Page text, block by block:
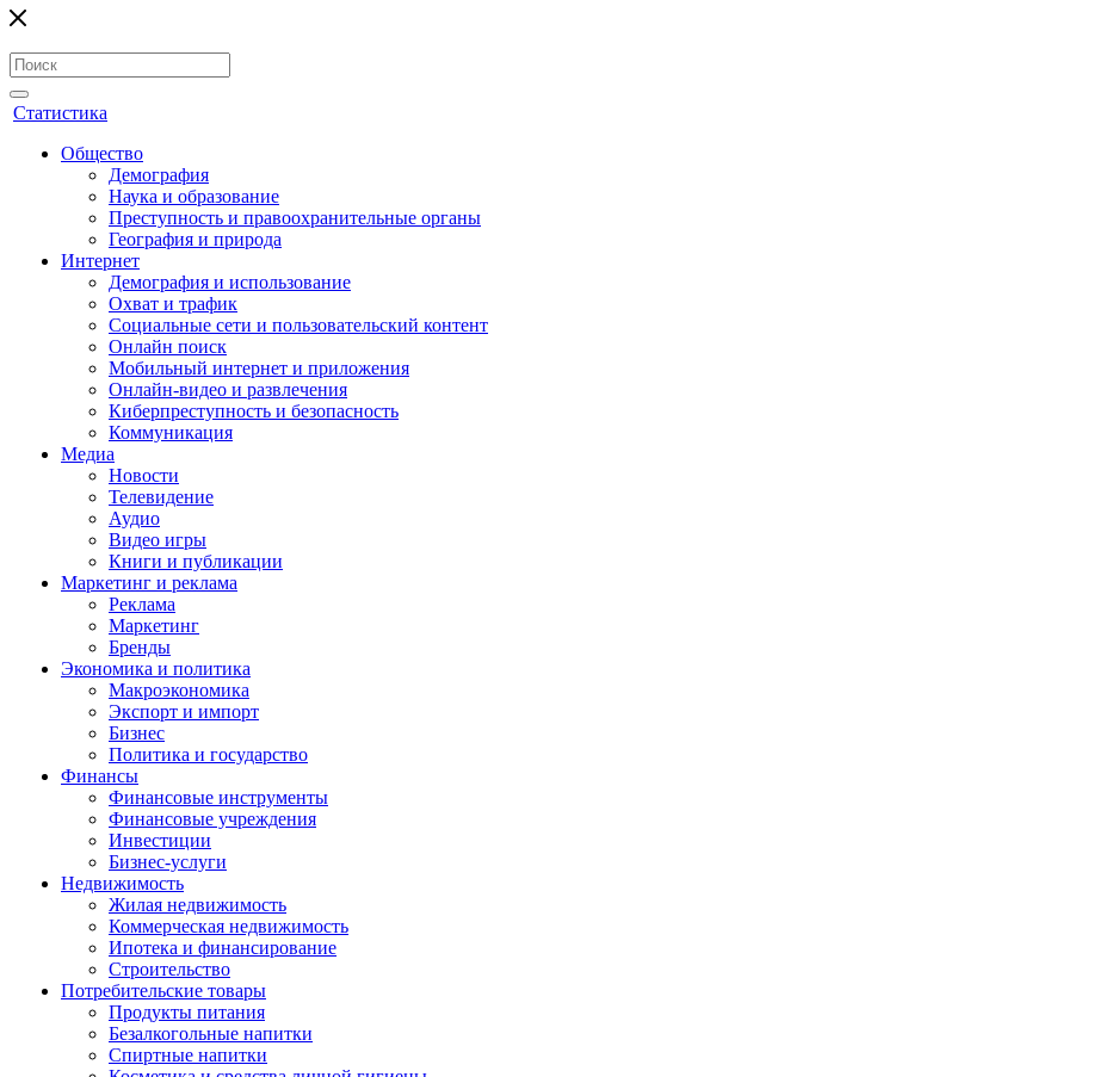
Статистика
Общество
Демография
Наука и образование
Преступность и правоохранительные органы
География и природа
Интернет
Демография и использование
Охват и трафик
Социальные сети и пользовательский контент
Онлайн поиск
Мобильный интернет и приложения
Онлайн-видео и развлечения
Киберпреступность и безопасность
Коммуникация
Медиа
Новости
Телевидение
Аудио
Видео игры
Книги и публикации
Маркетинг и реклама
Реклама
Маркетинг
Бренды
Экономика и политика
Макроэкономика
Экспорт и импорт
Бизнес
Политика и государство
Финансы
Финансовые инструменты
Финансовые учреждения
Инвестиции
Бизнес-услуги
Недвижимость
Жилая недвижимость
Коммерческая недвижимость
Ипотека и финансирование
Строительство
Потребительские товары
Продукты питания
Безалкогольные напитки
Спиртные напитки